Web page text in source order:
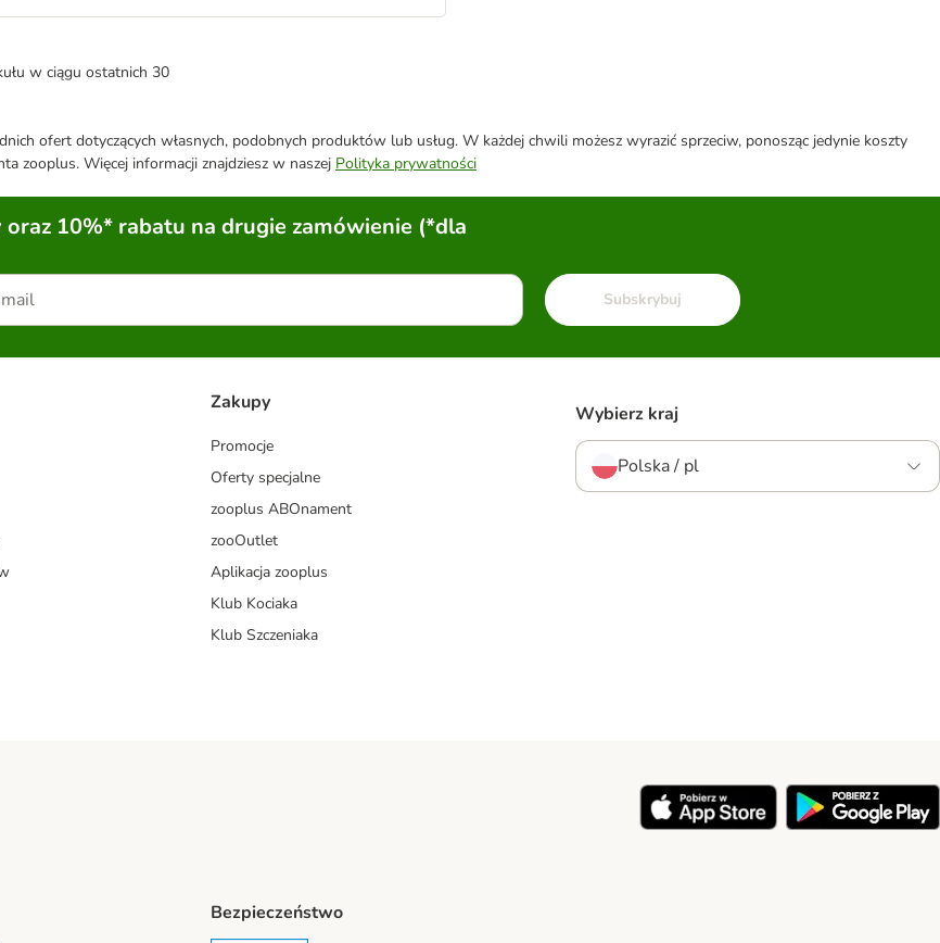
w ciągu ostatnich 30
ofert dotyczących własnych, podobnych produktów lub usług. W każdej chwili możesz wyrazić sprzeciw, ponosząc jedynie koszty
zooplus. Więcej informacji znajdziesz w naszej Polityka prywatności
10%* rabatu na drugie zamówienie (*dla
Subskrybuj
Zakupy
Promocje
Oferty specjalne
zooplus ABOnament
zooOutlet
Aplikacja zooplus
Klub Kociaka
Klub Szczeniaka
Wybierz kraj
Polska / pl
Bezpieczeństwo